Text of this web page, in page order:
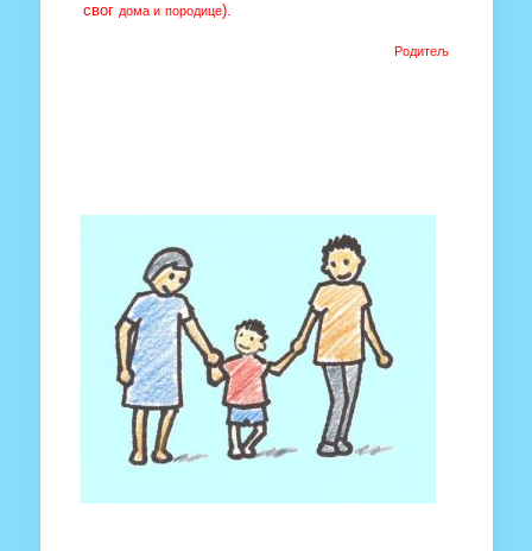
свог дома и породице).
Родитељ